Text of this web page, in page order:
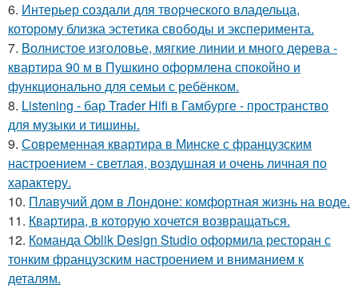
6. Интерьер создали для творческого владельца,
которому близка эстетика свободы и эксперимента.
7. Волнистое изголовье, мягкие линии и много дерева -
квартира 90 м в Пушкино оформлена спокойно и
функционально для семьи с ребёнком.
8. Listening - бар Trader Hifi в Гамбурге - пространство
для музыки и тишины.
9. Современная квартира в Минске с французским
настроением - светлая, воздушная и очень личная по
характеру.
10. Плавучий дом в Лондоне: комфортная жизнь на воде.
11. Квартира, в которую хочется возвращаться.
12. Команда Oblik Design Studio оформила ресторан с
тонким французским настроением и вниманием к
деталям.